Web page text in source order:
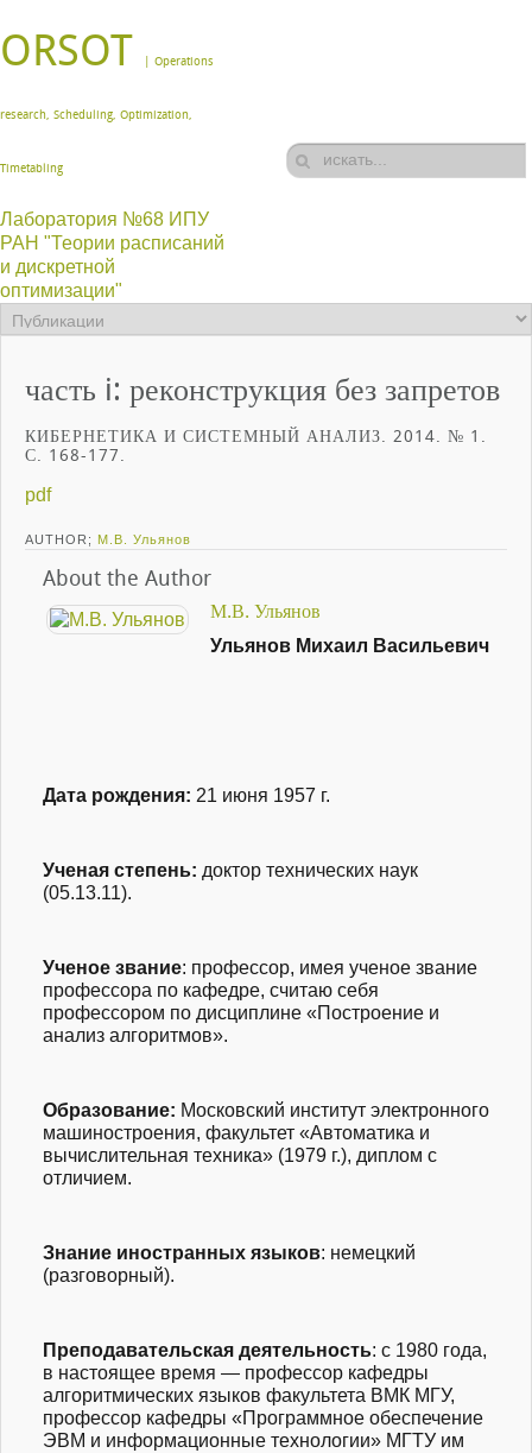
ORSOT | Operations
research, Scheduling, Optimization,
Timetabling
Лаборатория №68 ИПУ
РАН "Теории расписаний
и дискретной
оптимизации"
часть i: реконструкция без запретов
КИБЕРНЕТИКА И СИСТЕМНЫЙ АНАЛИЗ. 2014. № 1.
С. 168-177.
pdf
AUTHOR; М.В. Ульянов
About the Author
М.В. Ульянов
Ульянов Михаил Васильевич
Дата рождения: 21 июня 1957 г.
Ученая степень: доктор технических наук
(05.13.11).
Ученое звание: профессор, имея ученое звание
профессора по кафедре, считаю себя
профессором по дисциплине «Построение и
анализ алгоритмов».
Образование: Московский институт электронного
машиностроения, факультет «Автоматика и
вычислительная техника» (1979 г.), диплом с
отличием.
Знание иностранных языков: немецкий
(разговорный).
Преподавательская деятельность: с 1980 года,
в настоящее время — профессор кафедры
алгоритмических языков факультета ВМК МГУ,
профессор кафедры «Программное обеспечение
ЭВМ и информационные технологии» МГТУ им